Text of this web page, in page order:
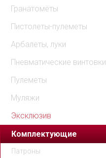
Гранатомёты
Пистолеты-пулеметы
Арбалеты, луки
Пневматические винтовки
Пулеметы
Муляжи
Эксклюзив
Комплектующие
Патроны